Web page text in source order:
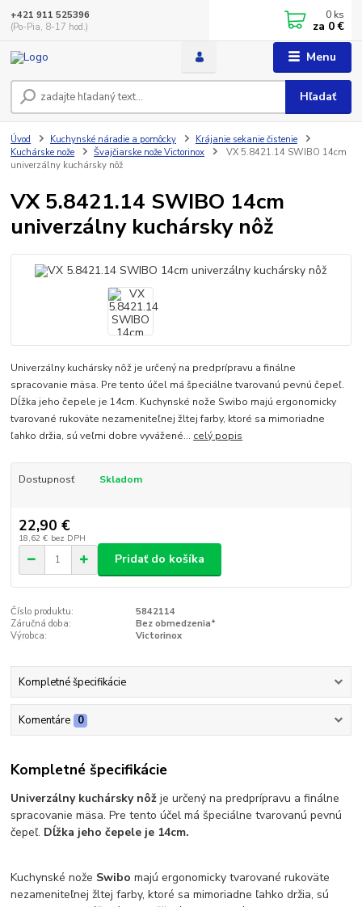
Menu
Hľadať
+421 911 525396
(Po-Pia, 8-17 hod.)
0 ks
za 0 €
Úvod Kuchynské náradie a pomôcky
Krájanie sekanie čistenie
Kuchárske nože
Švajčiarske nože Victorinox
VX 5.8421.14 SWIBO 14cm
univerzálny kuchársky nôž
VX 5.8421.14 SWIBO 14cm
univerzálny kuchársky nôž
Univerzálny kuchársky nôž je určený na predprípravu a finálne
spracovanie mäsa. Pre tento účel má špeciálne tvarovanú pevnú čepeľ.
Dĺžka jeho čepele je 14cm. Kuchynské nože Swibo majú ergonomicky
tvarované rukoväte nezameniteľnej žltej farby, ktoré sa mimoriadne
ľahko držia, sú veľmi dobre vyvážené... celý popis
Dostupnosť Skladom
22,90 €
18,62 € bez DPH
Pridať do košíka
Číslo produktu:
5842114
Záručná doba:
Bez obmedzenia*
Výrobca:
Victorinox
Kompletné špecifikácie
Komentáre 0
Kompletné špecifikácie
Univerzálny kuchársky nôž je určený na predprípravu a finálne
spracovanie mäsa. Pre tento účel má špeciálne tvarovanú pevnú
čepeľ. Dĺžka jeho čepele je 14cm.
Kuchynské nože Swibo majú ergonomicky tvarované rukoväte
nezameniteľnej žltej farby, ktoré sa mimoriadne ľahko držia, sú